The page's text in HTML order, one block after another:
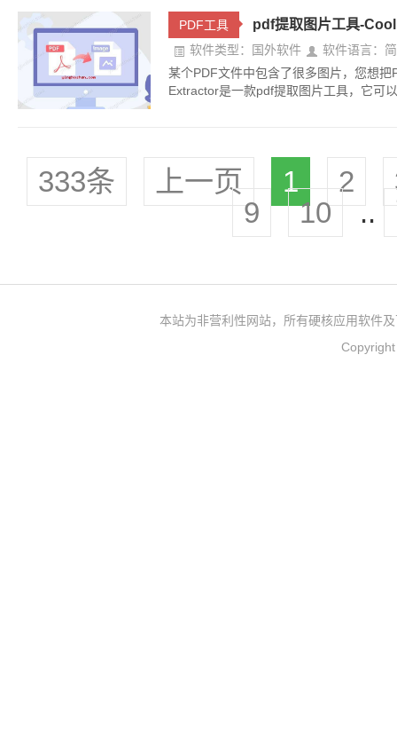
PDF工具 pdf提取图片工具-
软件类型：国外软件
软件语言：
某个PDF文件中包含了很多图片，您想
Extractor是一款pdf提取图片工具，它可
333条 上一页 1 2
9
10 ..
本站为非营利性网站，所有硬核应用软件